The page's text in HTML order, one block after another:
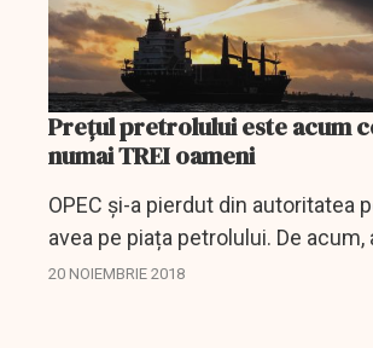
Prețul pretrolului este acum
numai TREI oameni
OPEC și-a pierdut din autoritatea
avea pe piața petrolului. De acum,
tweet-urile a trei oameni vor
20 NOIEMBRIE 2018